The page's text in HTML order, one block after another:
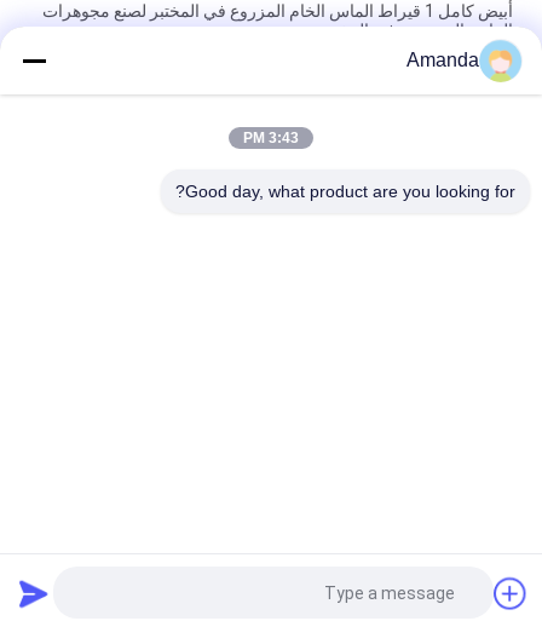
أبيض كامل 1 قيراط الماس الخام المزروع في المختبر لصنع مجوهرات
الماس المزروعة في المختبر
الأبيض الماس للمجوهرات
Amanda
3:43 PM
Good day, what product are you looking for?